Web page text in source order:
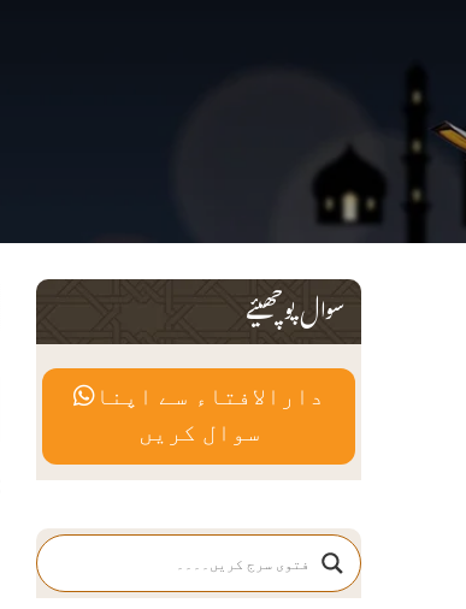
سوال پوچھیئے
دارالافتاء سے اپنا
سوال کریں